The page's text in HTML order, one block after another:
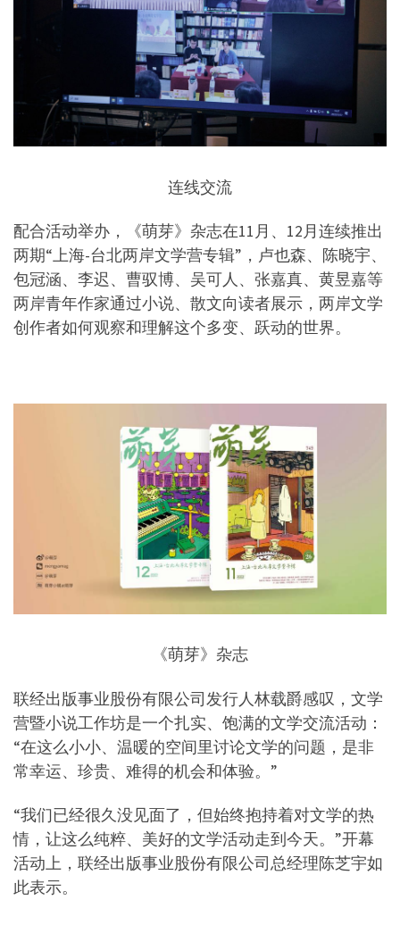
连线交流
配合活动举办，《萌芽》杂志在11月、12月连续推出
两期“上海-台北两岸文学营专辑”，卢也森、陈晓宇、
包冠涵、李迟、曹驭博、吴可人、张嘉真、黄昱嘉等
两岸青年作家通过小说、散文向读者展示，两岸文学
创作者如何观察和理解这个多变、跃动的世界。
《萌芽》杂志
联经出版事业股份有限公司发行人林载爵感叹，文学
营暨小说工作坊是一个扎实、饱满的文学交流活动：
“在这么小小、温暖的空间里讨论文学的问题，是非
常幸运、珍贵、难得的机会和体验。”
“我们已经很久没见面了，但始终抱持着对文学的热
情，让这么纯粹、美好的文学活动走到今天。”开幕
活动上，联经出版事业股份有限公司总经理陈芝宇如
此表示。